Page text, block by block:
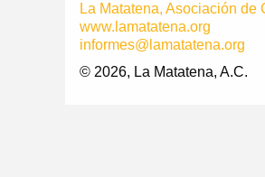
La Matatena, Asociación de
www.lamatatena.org
informes@lamatatena.org
© 2026, La Matatena, A.C.